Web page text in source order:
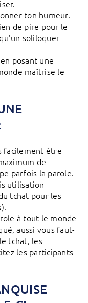
ton humeur.
de pire pour le
soliloquer
posant une
maîtrise le
facilement être
de
parfois la parole.
utilisation
tchat pour les
à tout le monde
aussi vous faut-
tchat, les
les participants